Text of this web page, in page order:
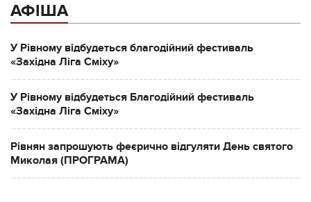
АФІША
У Рівному відбудеться благодійний фестиваль
«Західна Ліга Сміху»
У Рівному відбудеться Благодійний фестиваль
«Західна Ліга Сміху»
Рівнян запрошують феєрично відгуляти День святого
Миколая (ПРОГРАМА)